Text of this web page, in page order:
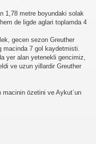
1,78 metre boyundaki solak
de ligde aglari toplamda 4
gecen sezon Greuther
macinda 7 gol kaydetmisti.
yer alan yetenekli gencimiz,
ve uzun yillardir Greuther
macinin özetini ve Aykut´un